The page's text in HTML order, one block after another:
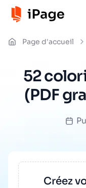
Page d'accueil
52
(PDF
Créez